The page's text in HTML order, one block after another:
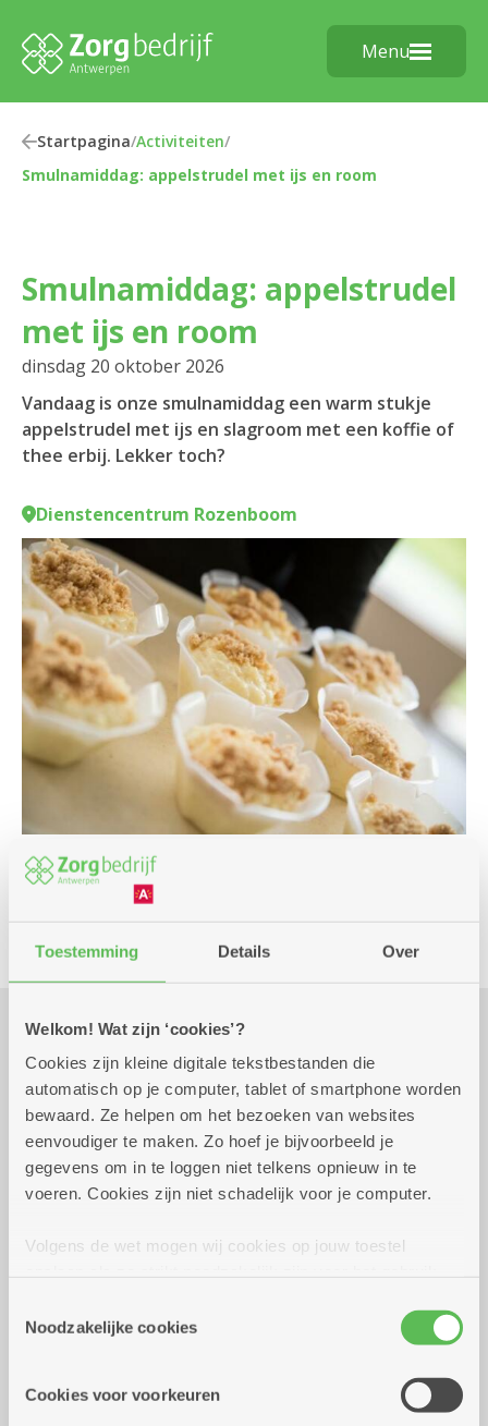
Toestemming Details Over
Welkom! Wat zijn ‘cookies’?
Cookies zijn kleine digitale tekstbestanden die
automatisch op je computer, tablet of smartphone worden
bewaard. Ze helpen om het bezoeken van websites
eenvoudiger te maken. Zo hoef je bijvoorbeeld je
gegevens om in te loggen niet telkens opnieuw in te
voeren. Cookies zijn niet schadelijk voor je computer.
Volgens de wet mogen wij cookies op jouw toestel
cookies hebben we jouw toestemming nodig. Sommige
cookies worden geplaatst door derde partijen die een
informatie over jouw (geanonimiseerd) gebruik van onze
Noodzakelijke cookies
Cookies voor voorkeuren
Menu
Startpagina/Activiteiten/
Smulnamiddag: appelstrudel met ijs en room
Smulnamiddag: appelstrudel
met ijs en room
dinsdag 20 oktober 2026
Vandaag is onze smulnamiddag een warm stukje
appelstrudel met ijs en slagroom met een koffie of
thee erbij. Lekker toch?
Dienstencentrum Rozenboom
Praktisch
dinsdag 20 oktober 202614.00 uur tot 16.00 uur
smul: appelstrudel met ijs en room en koffie
Reserveer vervoer
Hallershofstraat 5